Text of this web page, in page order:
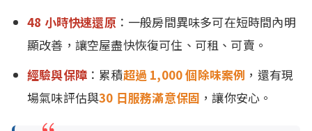
48 小時快速還原：一般房間異味多可在短時間內明
顯改善，讓空屋盡快恢復可住、可租、可賣。
經驗與保障 ：累積超過 1,000 個除味案例 ，還有現
場氣味評估與30 日服務滿意保固 ，讓你安心。